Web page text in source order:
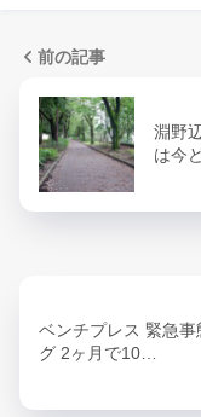
前の記事
淵野
は今
ベンチプレス 緊急
グ 2ヶ月で10…